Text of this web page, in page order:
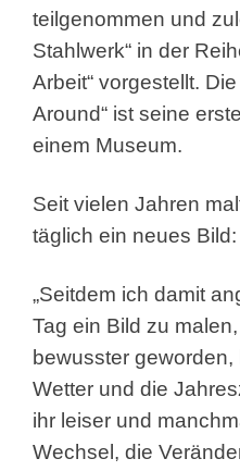
teilgenommen und
Stahlwerk“ in der
Arbeit“ vorgestellt.
Around“ ist seine
einem Museum.
Seit vielen Jahren
täglich ein neues Bild:
„Seitdem ich damit
Tag ein Bild zu
bewusster
Wetter und die
ihr leiser und
Wechsel, die